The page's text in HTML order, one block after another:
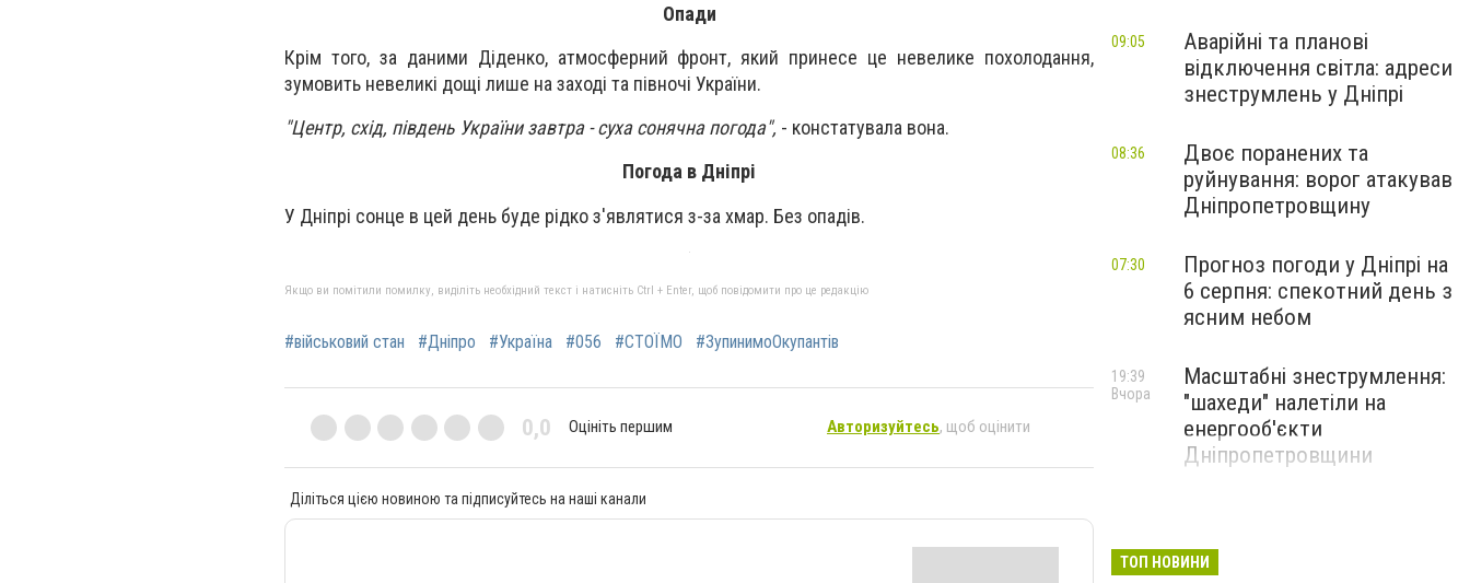
Опади
Крім того, за даними Діденко, атмосферний фронт, який принесе це невелике похолодання,
зумовить невеликі дощі лише на заході та півночі України.
"Центр, схід, південь України завтра - суха сонячна погода", - констатувала вона.
Погода в Дніпрі
У Дніпрі сонце в цей день буде рідко з'являтися з-за хмар. Без опадів.
Якщо ви помітили помилку, виділіть необхідний текст і натисніть Ctrl + Enter, щоб повідомити про це редакцію
#військовий стан #Дніпро #Україна #056 #СТОЇМО #ЗупинимоОкупантів
0,0 Оцініть першим Авторизуйтесь, щоб оцінити
Діліться цією новиною та підписуйтесь на наші канали
Аварійні та планові
відключення світла: адреси
знеструмлень у Дніпрі
09:05
Двоє поранених та
руйнування: ворог атакував
Дніпропетровщину
08:36
Прогноз погоди у Дніпрі на
6 серпня: спекотний день з
ясним небом
07:30
Масштабні знеструмлення:
"шахеди" налетіли на
енергооб'єкти
Дніпропетровщини
19:39
Вчора
ТОП НОВИНИ